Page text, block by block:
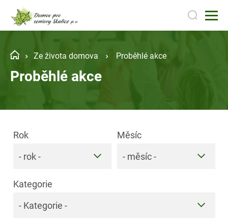
Ze života domova Proběhlé akce
Proběhlé akce
Kategorie
- Kategorie -
Rok
- rok -
Měsíc
- měsíc -